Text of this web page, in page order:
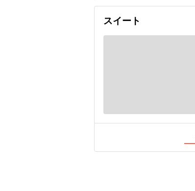
スイート